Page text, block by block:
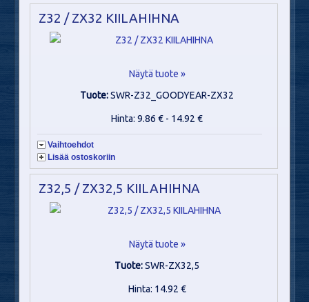
Z32 / ZX32 KIILAHIHNA
Näytä tuote »
Tuote:SWR-Z32_GOODYEAR-ZX32
Hinta: 9.86 € - 14.92 €
Vaihtoehdot
Lisää ostoskoriin
Z32,5 / ZX32,5 KIILAHIHNA
Näytä tuote »
Tuote:SWR-ZX32,5
Hinta: 14.92 €